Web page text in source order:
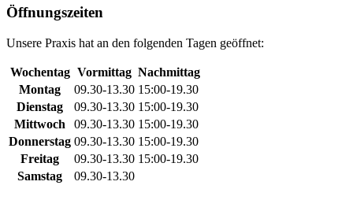
Öffnungszeiten
Unsere Praxis hat an den folgenden Tagen geöffnet:
Wochentag Vormittag Nachmittag
Montag
09.30-13.30 15:00-19.30
Dienstag
09.30-13.30 15:00-19.30
Mittwoch
09.30-13.30 15:00-19.30
Donnerstag 09.30-13.30 15:00-19.30
Freitag
09.30-13.30 15:00-19.30
Samstag
09.30-13.30